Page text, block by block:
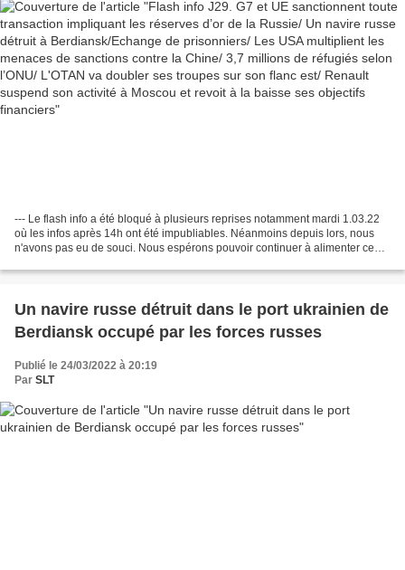
L'OTAN va doubler ses troupes sur son flanc
est/ Renault suspend son activité à Moscou et
revoit à la baisse ses objectifs financiers
--- Le flash info a été bloqué à plusieurs reprises notamment mardi 1.03.22
où les infos après 14h ont été impubliables. Néanmoins depuis lors, nous
n'avons pas eu de souci. Nous espérons pouvoir continuer à alimenter ce
Un navire russe détruit dans le port ukrainien de
Berdiansk occupé par les forces russes
Publié le 24/03/2022 à 20:19
Par SLT